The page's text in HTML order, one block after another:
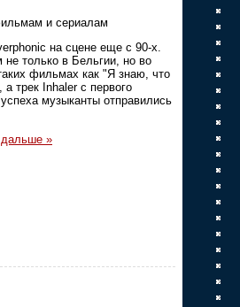
и сериалам
на сцене еще с 90-х.
только в Бельгии, но во
фильмах как "Я знаю, что
трек Inhaler с первого
музыканты отправились
дальше »